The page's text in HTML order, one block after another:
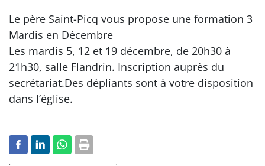
Le père Saint-Picq vous propose une formation 3
Mardis en Décembre
Les mardis 5, 12 et 19 décembre, de 20h30 à
21h30, salle Flandrin. Inscription auprès du
secrétariat.Des dépliants sont à votre disposition
dans l’église.